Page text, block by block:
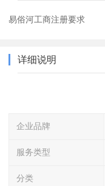
易俗河工商注册要求
详细说明
企业品牌
服务类型
分类